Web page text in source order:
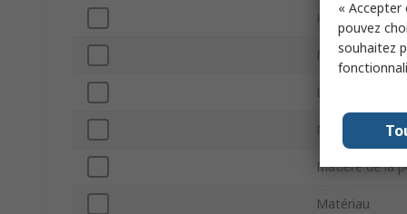
Hauteur
Matériau de la
Bande de
Matériau de la
Matière de la
Matériau
«
pouvez
souhaitez